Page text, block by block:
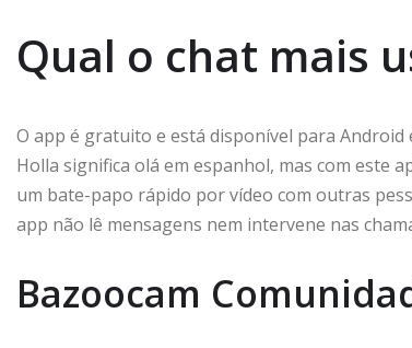
Qual o chat mais
O app é gratuito e está disponível para Android
Holla significa olá em espanhol, mas com este
um bate-papo rápido por vídeo com outras
app não lê mensagens nem intervene nas
Bazoocam